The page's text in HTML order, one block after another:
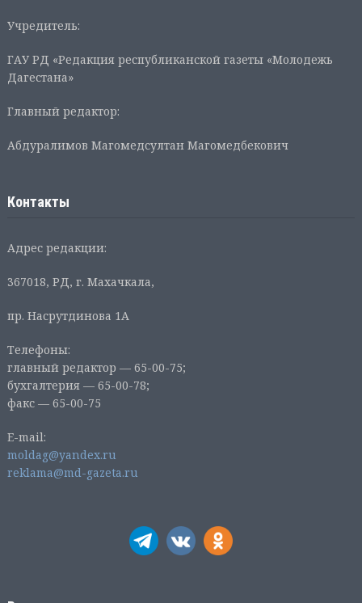
Учредитель:
ГАУ РД «Редакция республиканской газеты «Молодежь
Дагестана»
Главный редактор:
Абдуралимов Магомедсултан Магомедбекович
Контакты
Адрес редакции:
367018, РД, г. Махачкала,
пр. Насрутдинова 1А
Телефоны:
главный редактор — 65-00-75;
бухгалтерия — 65-00-78;
факс — 65-00-75
E-mail:
moldag@yandex.ru
reklama@md-gazeta.ru